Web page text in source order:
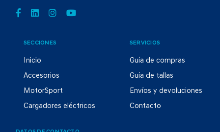
SECCIONES
Inicio
Accesorios
MotorSport
Cargadores eléctricos
SERVICIOS
Guía de compras
Guía de tallas
Envíos y devoluciones
Contacto